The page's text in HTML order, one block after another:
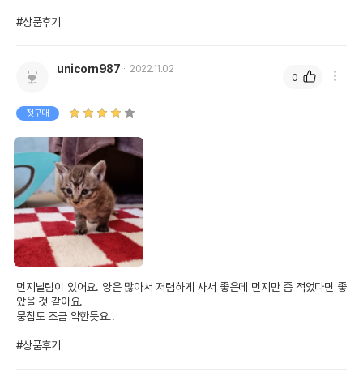
#상품후기
unicorn987 2022.11.02
첫구매
먼지날림이 있어요. 양은 많아서 저렴하게 사서 좋은데 먼지만 좀 적었다면 좋
았을 것 같아요.
뭉침도 조금 약한듯요..
#상품후기
0